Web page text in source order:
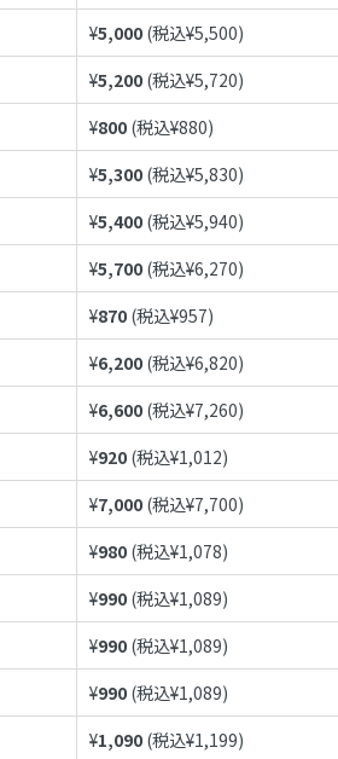
¥5,000 (税込¥5,500)
¥5,200 (税込¥5,720)
¥800 (税込¥880)
¥5,300 (税込¥5,830)
¥5,400 (税込¥5,940)
¥5,700 (税込¥6,270)
¥870 (税込¥957)
¥6,200 (税込¥6,820)
¥6,600 (税込¥7,260)
¥920 (税込¥1,012)
¥7,000 (税込¥7,700)
¥980 (税込¥1,078)
¥990 (税込¥1,089)
¥990 (税込¥1,089)
¥990 (税込¥1,089)
¥1,090 (税込¥1,199)